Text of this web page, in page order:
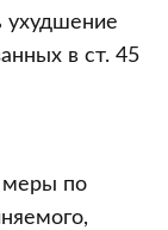
ухудшение
в ст. 45
меры по